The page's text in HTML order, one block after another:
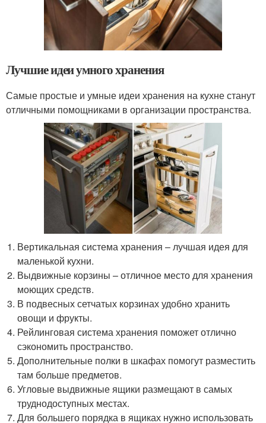
Лучшие идеи умного хранения
Самые простые и умные идеи хранения на кухне станут
отличными помощниками в организации пространства.
Вертикальная система хранения – лучшая идея для
маленькой кухни.
Выдвижные корзины – отличное место для хранения
моющих средств.
В подвесных сетчатых корзинах удобно хранить
овощи и фрукты.
Рейлинговая система хранения поможет отлично
сэкономить пространство.
Дополнительные полки в шкафах помогут разместить
там больше предметов.
Угловые выдвижные ящики размещают в самых
труднодоступных местах.
Для большего порядка в ящиках нужно использовать